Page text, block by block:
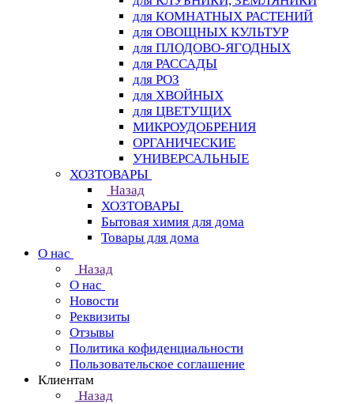
для КОМНАТНЫХ РАСТЕНИЙ
для ОВОЩНЫХ КУЛЬТУР
для ПЛОДОВО-ЯГОДНЫХ
для РАССАДЫ
для РОЗ
для ХВОЙНЫХ
для ЦВЕТУЩИХ
МИКРОУДОБРЕНИЯ
ОРГАНИЧЕСКИЕ
УНИВЕРСАЛЬНЫЕ
ХОЗТОВАРЫ
Назад
ХОЗТОВАРЫ
Бытовая химия для дома
Товары для дома
О нас
Назад
О нас
Новости
Реквизиты
Отзывы
Политика кофиденциальности
Пользовательское соглашение
Клиентам
Назад